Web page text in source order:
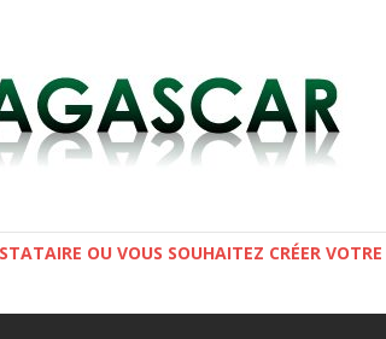
OU VOUS SOUHAITEZ CRÉER